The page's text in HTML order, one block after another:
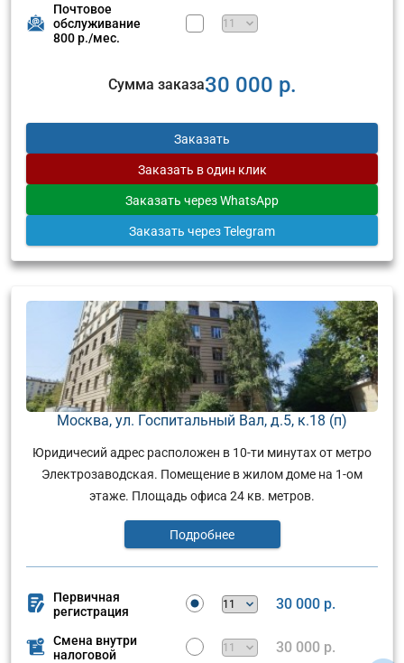
Почтовое
обслуживание
800 р./мес.
Сумма заказа30 000 р.
Заказать
Заказать в один клик
Заказать через WhatsApp
Заказать через Telegram
Москва, ул. Госпитальный Вал, д.5, к.18 (п)
Юридичесий адрес расположен в 10-ти минутах от метро
Электрозаводская. Помещение в жилом доме на 1-ом
этаже. Площадь офиса 24 кв. метров.
Подробнее
Первичная
регистрация
30 000 р.
Смена внутри
налоговой
30 000 р.